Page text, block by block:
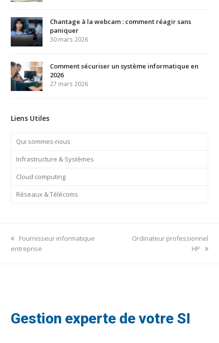
Chantage à la webcam : comment réagir sans
paniquer
30 mars 2026
Comment sécuriser un système informatique en
2026
27 mars 2026
Liens Utiles
Qui sommes-nous
Infrastructure & Systèmes
Cloud computing
Réseaux & Télécoms
previous
post:
Fournisseur informatique
entreprise
next
Ordinateur professionnel
HP
Gestion experte de votre SI